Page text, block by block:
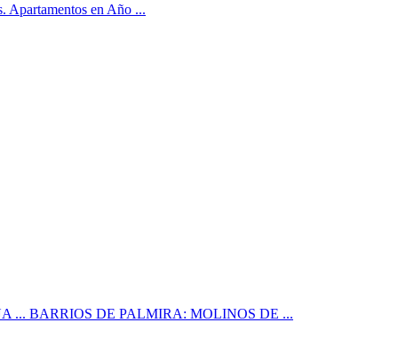
Apartamentos en Año ...
... BARRIOS DE PALMIRA: MOLINOS DE ...